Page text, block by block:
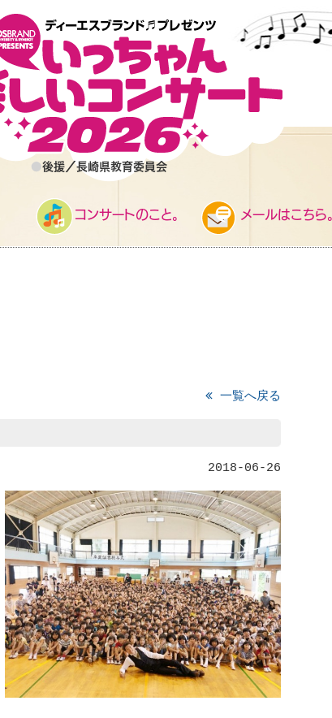
●後援／長崎県教育委員会
コンサートのこと。 メールはこちら。
一覧へ戻る
2018-06-26